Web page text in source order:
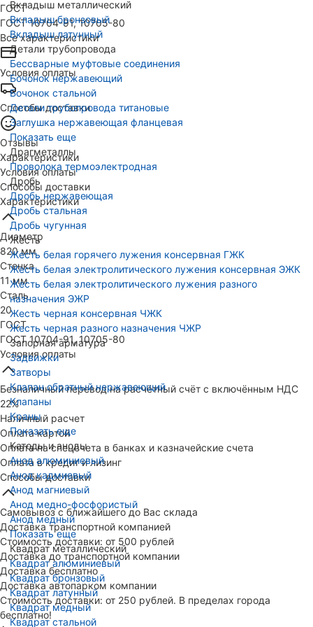
Вкладыш металлический
Вкладыш бронзовый
Вкладыш латунный
Детали трубопровода
Бессварные муфтовые соединения
Бочонок нержавеющий
Бочонок стальной
Детали трубопровода титановые
Заглушка нержавеющая фланцевая
Показать еще
Драгметаллы
Проволока термоэлектродная
Дробь
Дробь нержавеющая
Дробь стальная
Дробь чугунная
Жесть
Жесть белая горячего лужения консервная ГЖК
Жесть белая электролитического лужения консервная ЭЖК
Жесть белая электролитического лужения разного
назначения ЭЖР
Жесть черная консервная ЧЖК
Жесть черная разного назначения ЧЖР
Запорная арматура
Задвижки
Затворы
Клапан обратный нержавеющий
Клапаны
Краны
Показать еще
Катоды и аноды
Анод алюминиевый
Анод кадмиевый
Анод магниевый
Анод медно-фосфористый
Анод медный
Показать еще
Квадрат металлический
Квадрат алюминиевый
Квадрат бронзовый
Квадрат латунный
Квадрат медный
Квадрат стальной
ГОСТ
ГОСТ 10704-91, 10705-80
Все характеристики
Условия оплаты
Способы доставки
Отзывы
Характеристики
Условия оплаты
Способы доставки
Характеристики
Диаметр
820 мм
Стенка
11 мм
Сталь
20
ГОСТ
ГОСТ 10704-91, 10705-80
Условия оплаты
Безналичный перевод на расчётный счёт с включённым НДС
22%
Наличный расчет
Оплата картой
Оплата на спецсчета в банках и казначейские счета
Оплата в кредит и лизинг
Способы доставки
Самовывоз с ближайшего до Вас склада
Доставка транспортной компанией
Стоимость доставки: от 500 рублей
Доставка до транспортной компании
Доставка бесплатно
Доставка автопарком компании
Стоимость доставки: от 250 рублей. В пределах города
бесплатно!